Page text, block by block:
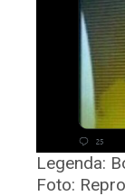
Legenda:
Foto: